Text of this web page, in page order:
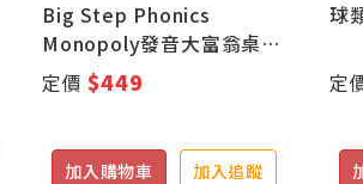
Big Step Phonics
Monopoly發音大富翁桌遊
組
定價$449
加入購物車 加入追蹤
球
定